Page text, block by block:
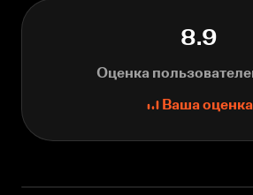
8.9
Оценка
Ваша оценка